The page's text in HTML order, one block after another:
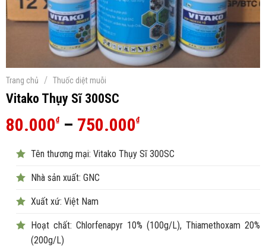
Trang chủ / Thuốc diệt muỗi
Vitako Thụy Sĩ 300SC
80.000₫ – 750.000₫Khoảng
từ
Tên thương mại: Vitako Thụy Sĩ 300SC
Nhà sản xuất: GNC
Xuất xứ: Việt Nam
Hoạt chất: Chlorfenapyr 10% (100g/L), Thiamethoxam 20%
(200g/L)